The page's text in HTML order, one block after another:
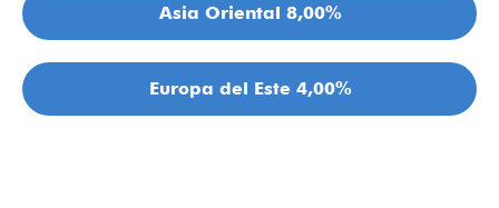
Asia Oriental 8,00%
Europa del Este 4,00%